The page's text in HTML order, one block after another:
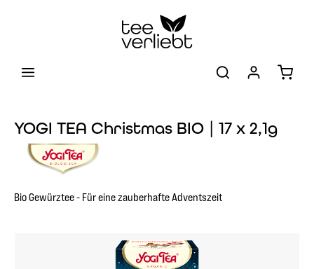
YOGI TEA Christmas BIO | 17 x 2,1g
Bio Gewürztee - Für eine zauberhafte Adventszeit
Bildergalerie überspringen